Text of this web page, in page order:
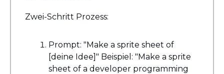
Zwei-Schritt Prozess:
Prompt: "Make a sprite sheet of
[deine Idee]" Beispiel: "Make a sprite
sheet of a developer programming